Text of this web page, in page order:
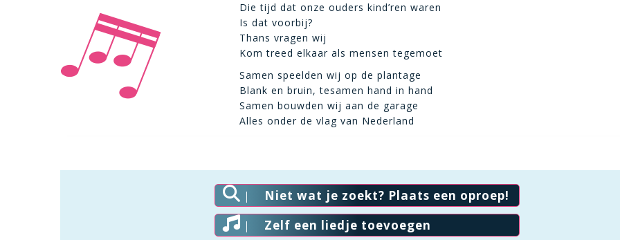
Die tijd dat onze ouders kind’ren waren
Is dat voorbij?
Thans vragen wij
Kom treed elkaar als mensen tegemoet
Samen speelden wij op de plantage
Blank en bruin, tesamen hand in hand
Samen bouwden wij aan de garage
Alles onder de vlag van Nederland
Niet wat je zoekt? Plaats een oproep!
Zelf een liedje toevoegen